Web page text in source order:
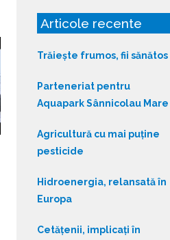
Articole recente
Trăiește frumos, fii sănătos
Parteneriat pentru
Aquapark Sânnicolau Mare
Agricultură cu mai puține
pesticide
Hidroenergia, relansată în
Europa
Cetățenii, implicați în